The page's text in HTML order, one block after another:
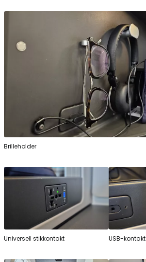
Brilleholder
Universell stikkontakt USB-kontakt